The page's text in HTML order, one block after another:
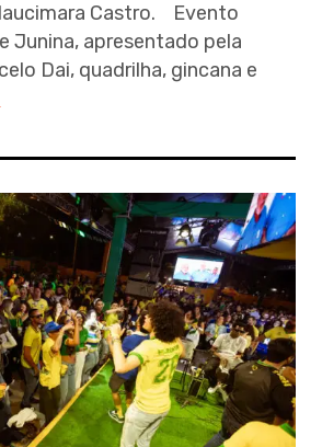
Castro. Evento
Junina, apresentado pela
Dai, quadrilha, gincana e